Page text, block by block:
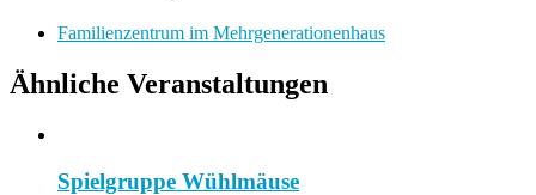
Familienzentrum im Mehrgenerationenhaus
Ähnliche Veranstaltungen
Spielgruppe Wühlmäuse